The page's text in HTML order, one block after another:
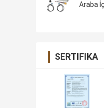
Araba
SERTIFIKA